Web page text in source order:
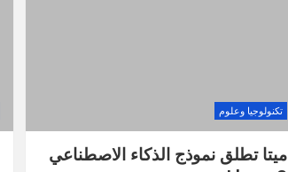
تكنولوجيا وعلوم
ميتا تطلق نموذج الذكاء الاصطناعي